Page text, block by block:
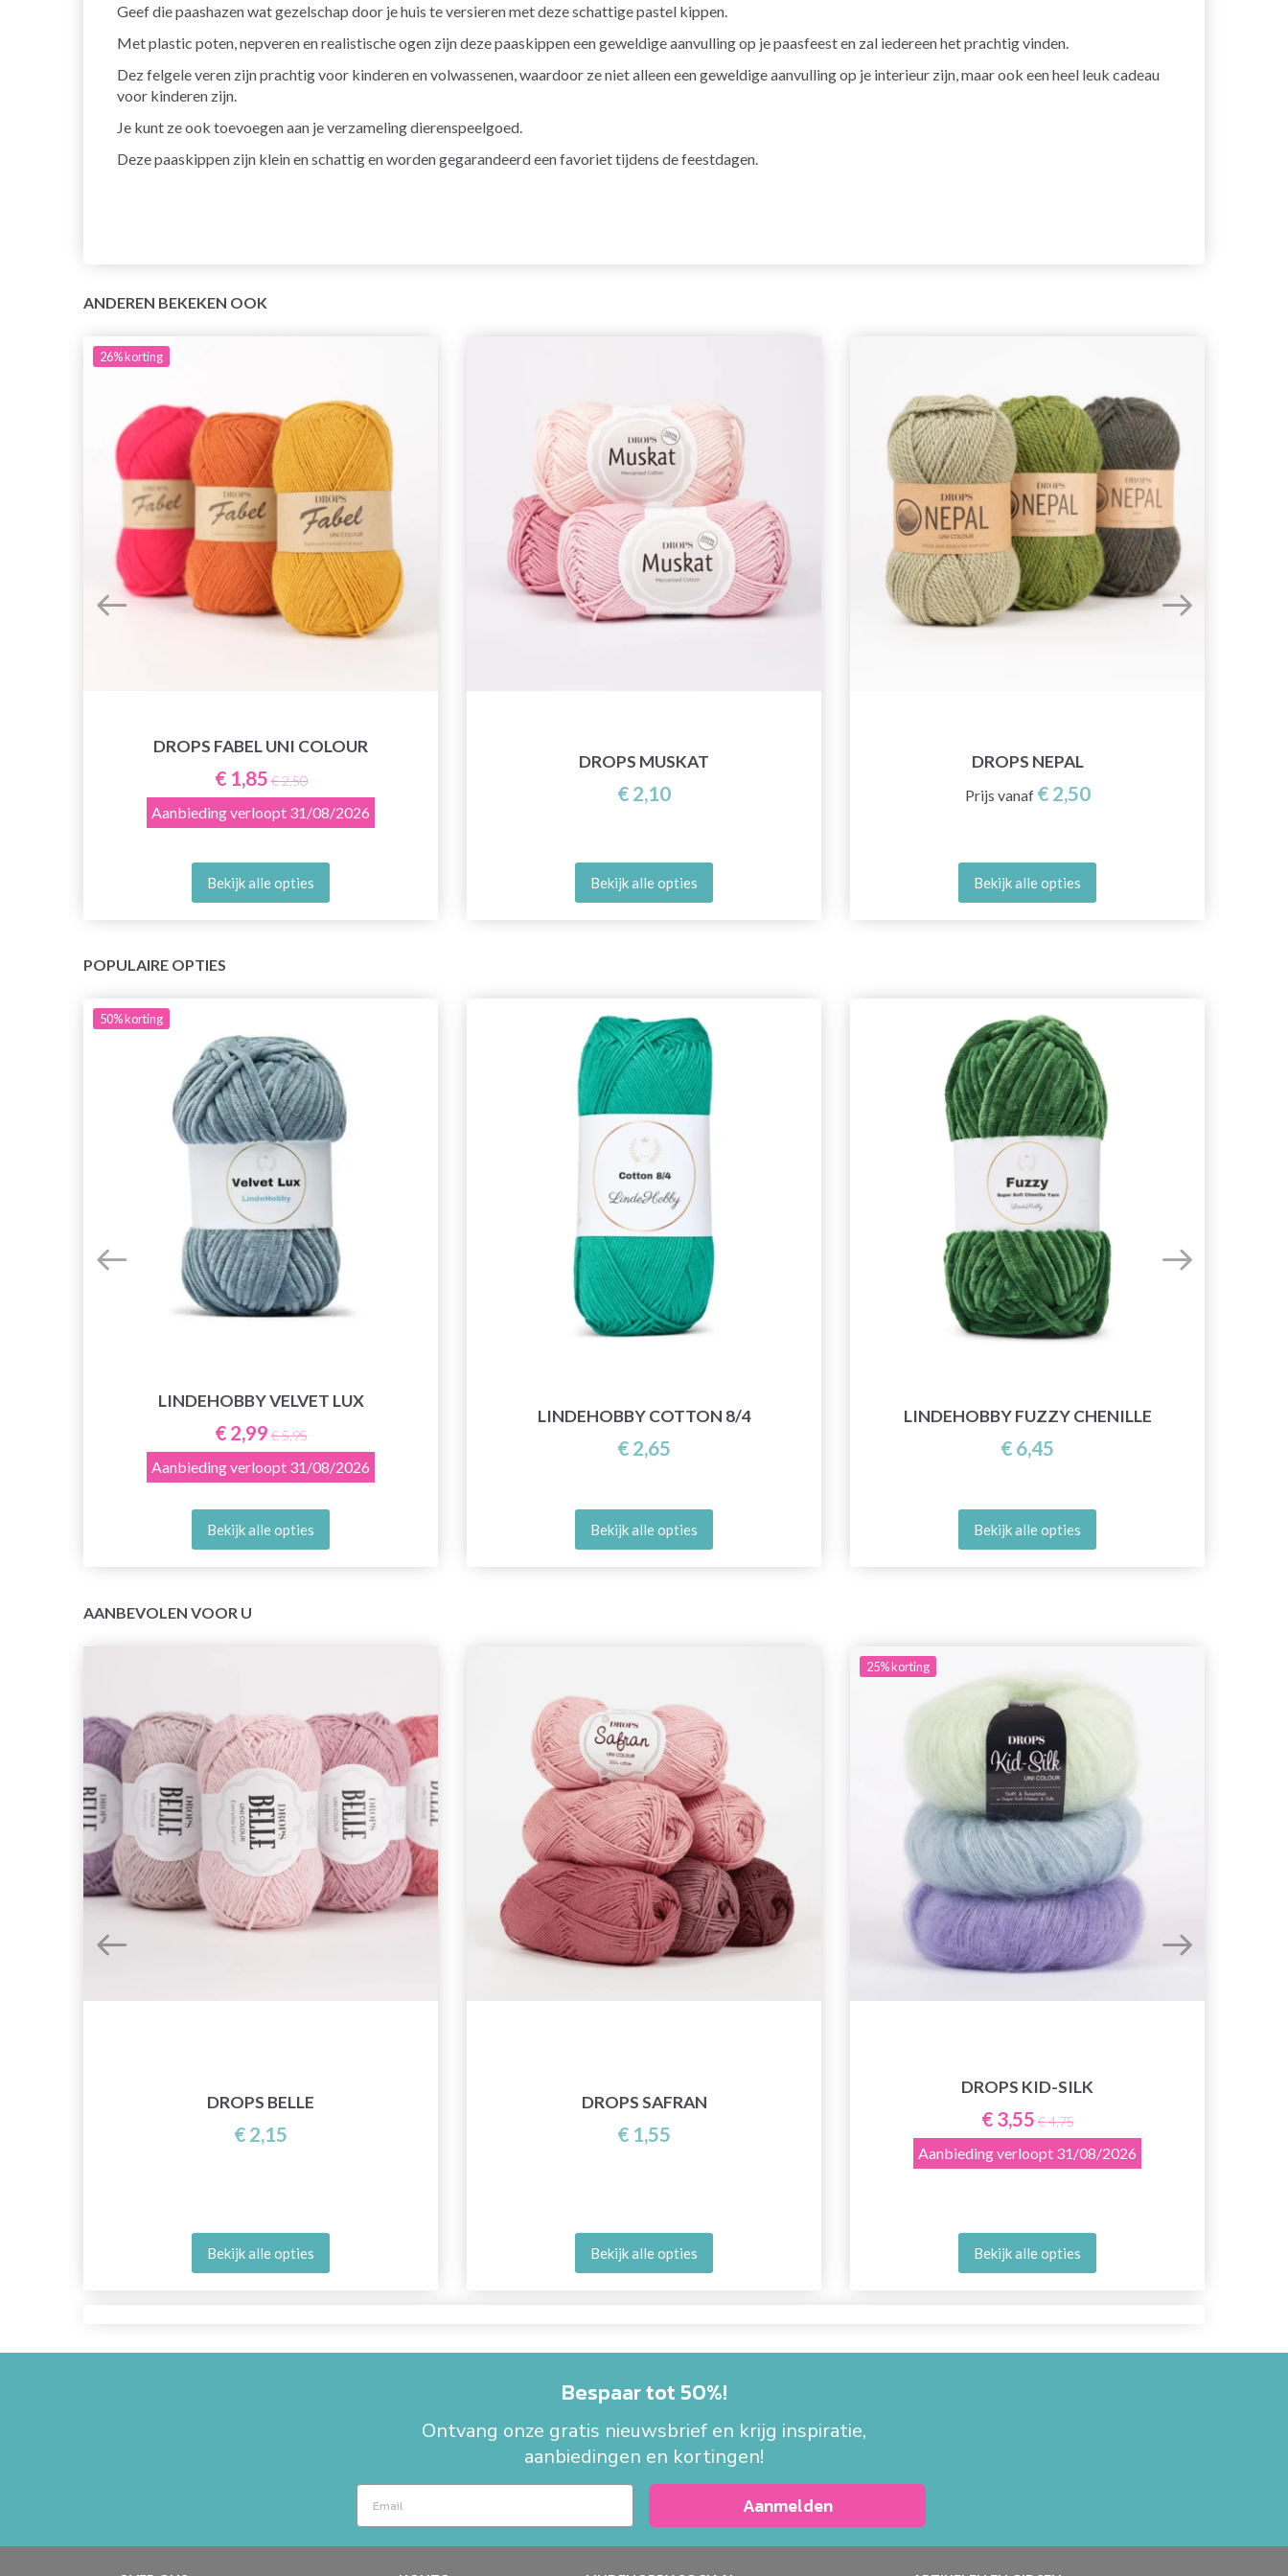
Geef die paashazen wat gezelschap door je huis te versieren met deze schattige pastel kippen.
Met plastic poten, nepveren en realistische ogen zijn deze paaskippen een geweldige aanvulling op je paasfeest en zal iedereen het prachtig vinden.
Dez felgele veren zijn prachtig voor kinderen en volwassenen, waardoor ze niet alleen een geweldige aanvulling op je interieur zijn, maar ook een heel leuk cadeau
voor kinderen zijn.
Je kunt ze ook toevoegen aan je verzameling dierenspeelgoed.
Deze paaskippen zijn klein en schattig en worden gegarandeerd een favoriet tijdens de feestdagen.
ANDEREN BEKEKEN OOK
26%korting
DROPS FABEL UNI COLOUR
€ 1,85 € 2,50
Aanbieding verloopt 31/08/2026
Bekijk alle opties
DROPS MUSKAT
€ 2,10
Bekijk alle opties
DROPS NEPAL
Prijs vanaf € 2,50
Bekijk alle opties
POPULAIRE OPTIES
50%korting
LINDEHOBBY VELVET LUX
€ 2,99 € 5,95
Aanbieding verloopt 31/08/2026
Bekijk alle opties
LINDEHOBBY COTTON 8/4
€ 2,65
Bekijk alle opties
LINDEHOBBY FUZZY CHENILLE
€ 6,45
Bekijk alle opties
AANBEVOLEN VOOR U
DROPS BELLE
€ 2,15
Bekijk alle opties
DROPS SAFRAN
€ 1,55
Bekijk alle opties
25%korting
DROPS KID-SILK
€ 3,55 € 4,75
Aanbieding verloopt 31/08/2026
Bekijk alle opties
Bespaar tot 50%!
Ontvang onze gratis nieuwsbrief en krijg inspiratie,
aanbiedingen en kortingen!
Aanmelden